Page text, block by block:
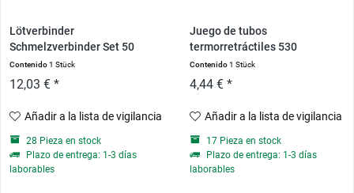
Lötverbinder
Schmelzverbinder Set 50
Stück, 4...
Contenido1 Stück
12,03 € *
Añadir a la lista de vigilancia
28 Pieza en stock
Plazo de entrega: 1-3 días
laborables
Juego de tubos
termorretráctiles 530
piezas,...
Contenido1 Stück
4,44 € *
Añadir a la lista de vigilancia
17 Pieza en stock
Plazo de entrega: 1-3 días
laborables